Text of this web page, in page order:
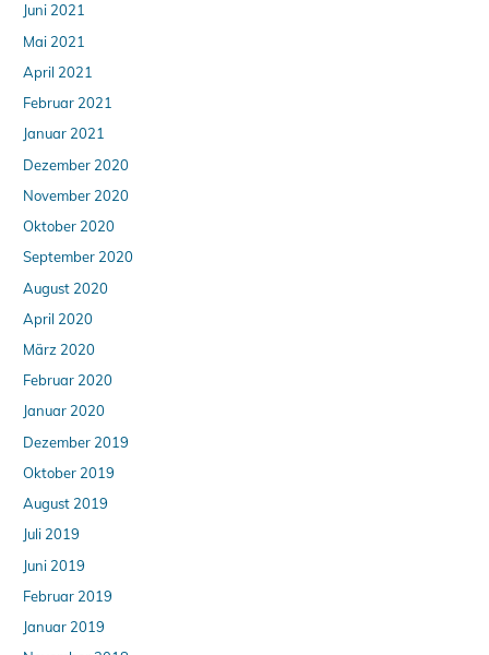
Juni 2021
Mai 2021
April 2021
Februar 2021
Januar 2021
Dezember 2020
November 2020
Oktober 2020
September 2020
August 2020
April 2020
März 2020
Februar 2020
Januar 2020
Dezember 2019
Oktober 2019
August 2019
Juli 2019
Juni 2019
Februar 2019
Januar 2019